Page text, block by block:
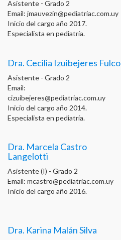
Asistente - Grado 2
Email: jmauvezin@pediatriac.com.uy
Inicio del cargo año 2017.
Especialista en pediatría.
Dra. Cecilia Izuibejeres Fulco
Asistente - Grado 2
Email:
cizuibejeres@pediatriac.com.uy
Inicio del cargo año 2014.
Especialista en pediatría.
Dra. Marcela Castro
Langelotti
Asistente (I) - Grado 2
Email: mcastro@pediatriac.com.uy
Inicio del cargo año 2016.
Dra. Karina Malán Silva